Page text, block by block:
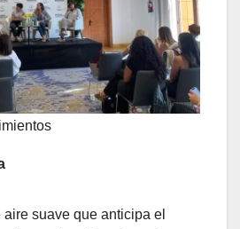
suave que anticipa el